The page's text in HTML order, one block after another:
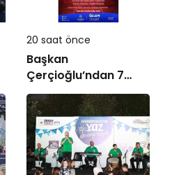
20 saat önce
Başkan
Çerçioğlu’ndan 7
Eylül Temalı Ödüllü
Resim, Şiir ve
Kompozisyon
Yarışması